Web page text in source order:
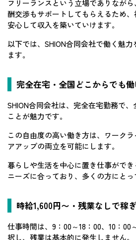
フリーランスという立場でありなが
酬交渉もサポートしてもらえるため
安心して収入を築いていけます。
以下では、SHION合同会社で働く魅
ます。
完全在宅・全国どこからでも働
SHION合同会社は、完全在宅勤務で
ことが魅力です。
この自由度の高い働き方は、ワーク
アアップの両立を可能にします。
暮らしや生活を中心に置き仕事がで
ニーズに合っており、多くの方にとっ
時給1,600円〜・残業なしで稼
仕事時間は、9：00～18：00、10：00
択し、残業は基本的に発生しません。